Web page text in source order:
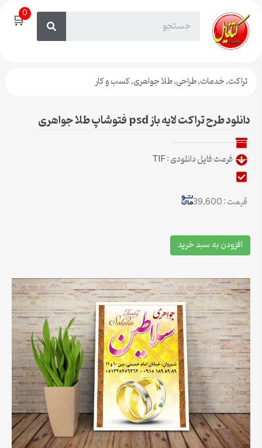
🛒0
تراکت,خدمات,طراحی,طلا جواهری,کسب و کار
دانلود طرح تراکت لایه باز psd فتوشاپ طلا جواهری
فرمت فایل دانلودی : TIF
قیمت : 39,600
افزودن به سبد خرید